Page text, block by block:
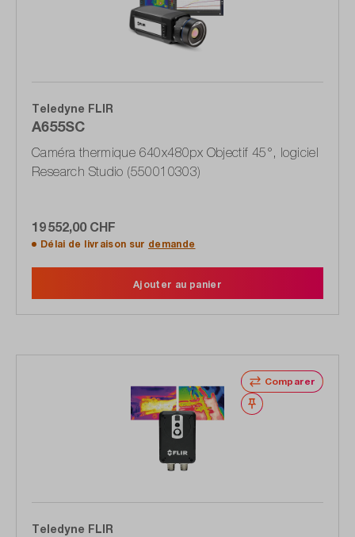
Teledyne FLIR
A655SC
Caméra thermique 640x480px Objectif 45°, logiciel
Research Studio (550010303)
19 552,00 CHF
Délai de livraison sur demande
Ajouter au panier
Comparer
Noter
Teledyne FLIR